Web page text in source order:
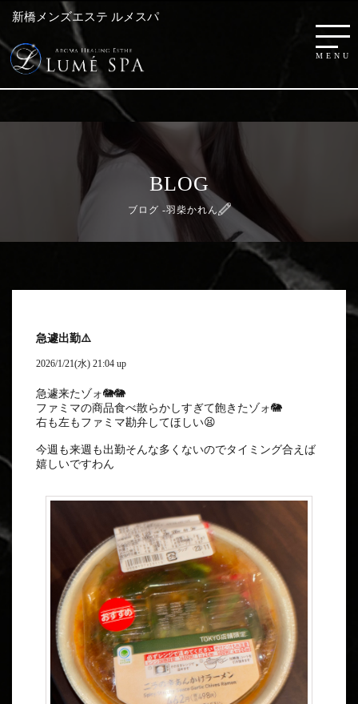
新橋メンズエステ ルメスパ
BLOG
ブログ -羽柴かれん
急遽出勤⚠️
2026/1/21(水) 21:04 up
急遽来たゾォ🐘🐘
ファミマの商品食べ散らかしすぎて飽きたゾォ🐘
右も左もファミマ勘弁してほしい😫
今週も来週も出勤そんな多くないのでタイミング合えば
嬉しいですわん